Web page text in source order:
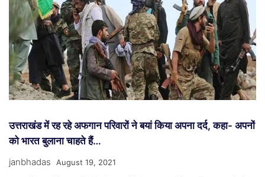
उत्तराखंड में रह रहे अफगान परिवारों ने बयां किया अपना दर्द, कहा- अपनों
को भारत बुलाना चाहते हैं…
janbhadas August 19, 2021